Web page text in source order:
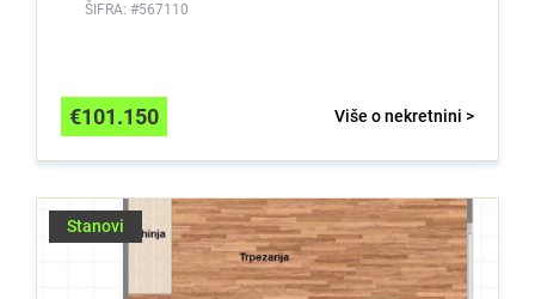
ŠIFRA: #567110
Više o nekretnini >
€101.150
Stanovi